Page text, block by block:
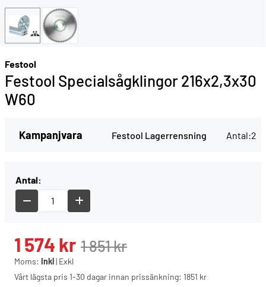
Festool
Festool Specialsågklingor 216x2,3x30
W60
Kampanjvara Festool Lagerrensning Antal:2
Antal:
1 851kr
1 574 kr
Moms: Inkl| Exkl
Vårt lägsta pris 1-30 dagar innan prissänkning: 1851 kr